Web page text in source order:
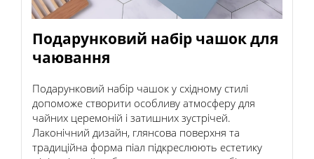
Подарунковий набір чашок для
чаювання
Подарунковий набір чашок у східному стилі
допоможе створити особливу атмосферу для
чайних церемоній і затишних зустрічей.
Лаконічний дизайн, глянсова поверхня та
традиційна форма піал підкреслюють естетику